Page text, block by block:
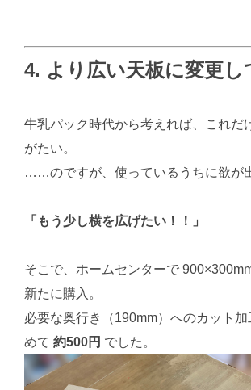
4. より広い天板に変更し
牛乳パック時代から考えれば、これだ
がたい。
……のですが、使っているうちに欲が
「もう少し横を広げたい！！」
そこで、ホームセンターで
新たに購入。
必要な奥行き（190mm）へのカット
めて 約500円 でした。